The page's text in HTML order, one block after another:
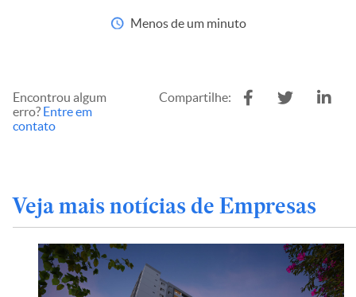
Menos de um minuto
Encontrou algum
erro? Entre em
contato
Compartilhe:
Veja mais notícias de Empresas